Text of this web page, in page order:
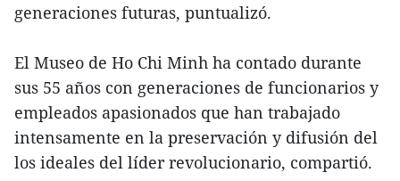
generaciones futuras, puntualizó.
El Museo de Ho Chi Minh ha contado durante
sus 55 años con generaciones de funcionarios y
empleados apasionados que han trabajado
intensamente en la preservación y difusión del
los ideales del líder revolucionario, compartió.